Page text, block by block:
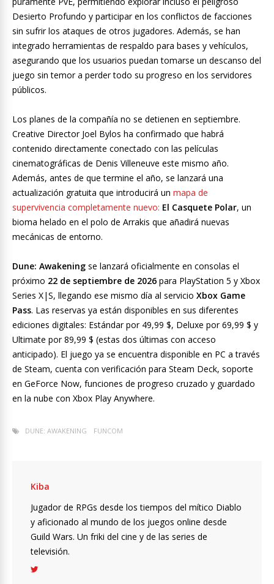
Desierto Profundo y participar en los conflictos de facciones
sin sufrir los ataques de otros jugadores. Además, se han
integrado herramientas de respaldo para bases y vehículos,
asegurando que los usuarios puedan tomarse un descanso del
juego sin temor a perder todo su progreso en los servidores
públicos.
Los planes de la compañía no se detienen en septiembre.
Creative Director Joel Bylos ha confirmado que habrá
contenido directamente conectado con las películas
cinematográficas de Denis Villeneuve este mismo año.
Además, antes de que termine el año, se lanzará una
actualización gratuita que introducirá un mapa de
supervivencia completamente nuevo: El Casquete Polar, un
bioma helado en el polo de Arrakis que añadirá nuevas
mecánicas de entorno.
Dune: Awakening se lanzará oficialmente en consolas el
próximo 22 de septiembre de 2026 para PlayStation 5 y Xbox
Series X|S, llegando ese mismo día al servicio Xbox Game
Pass. Las reservas ya están disponibles en sus diferentes
ediciones digitales: Estándar por 49,99 $, Deluxe por 69,99 $ y
Ultimate por 89,99 $ (estas dos últimas con acceso
anticipado). El juego ya se encuentra disponible en PC a través
de Steam, cuenta con verificación para Steam Deck, soporte
en GeForce Now, funciones de progreso cruzado y guardado
en la nube con Xbox Play Anywhere.
DUNE: AWAKENING FUNCOM
Kiba
Jugador de RPGs desde los tiempos del mítico Diablo
y aficionado al mundo de los juegos online desde
Guild Wars. Un friki del cine y de las series de
televisión.